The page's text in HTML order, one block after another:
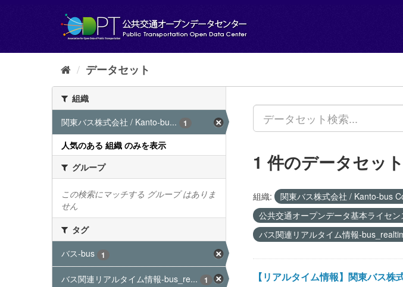
し
データセット
組織
関東バス株式会社 / Kanto-bu...
1
人気のある 組織 のみを表示
グループ
この検索にマッチする グループ はありま
せん
タグ
バス-bus
1
バス関連リアルタイム情報-bus_re... 1
1 件のデータセッ
組織: 関東バス株式会社 / Kanto-bus
公共交通オープンデータ基本ライセ
バス関連リアルタイム情報-
【リアルタイム情報】関東バス株